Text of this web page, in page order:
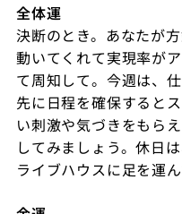
全体運
決断のとき。あなたが
動いてくれて実現率が
て周知して。今週は、
先に日程を確保すると
い刺激や気づきをもら
してみましょう。休日
ライブハウスに足を運ん